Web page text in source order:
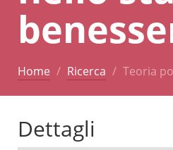
Home Ricerca Teoria
Dettagli